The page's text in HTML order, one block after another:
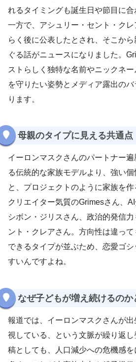
れるタイミングも誕生日や節目に合
一方で、アシュリー・セント・ク
らく後に公表したとされ、そこか
ぐる話がニュースになりました。
ストらしく独特な名前やニックネ
を守りたい姿勢とメディア露出の
ります。
母親のタイプに見える共通点
イーロンマスクさんのパートナー
る伝統的な家族モデルより、強い
と、プロジェクトのように家族を作
クリエイター気質のGrimesさん、
シボン・ジリスさん、政治的発信
ント・クレアさん。方向性は違っ
できるタイプが並ぶため、恋愛ゴ
すいんですよね。
なぜ子どもが増え続けるの
報道では、イーロンマスクさんが
視している、という文脈が繰り返
稿としても、人口減少への危機感